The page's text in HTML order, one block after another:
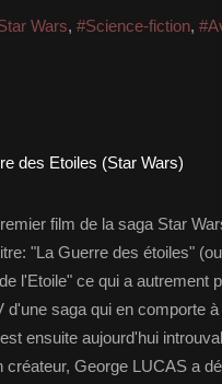
Wars, #Science-fiction,
film de la saga Star
"La Guerre des étoiles"
l'Etoile" ce qui a autrement
saga qui en comporte
ensuite aujourd'hui
George LUCAS a